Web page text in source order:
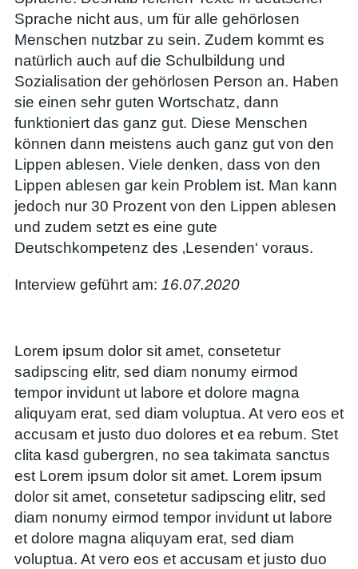
Sprache nicht aus, um für alle gehörlosen
Menschen nutzbar zu sein. Zudem kommt es
natürlich auch auf die Schulbildung und
Sozialisation der gehörlosen Person an. Haben
sie einen sehr guten Wortschatz, dann
funktioniert das ganz gut. Diese Menschen
können dann meistens auch ganz gut von den
Lippen ablesen. Viele denken, dass von den
Lippen ablesen gar kein Problem ist. Man kann
jedoch nur 30 Prozent von den Lippen ablesen
und zudem setzt es eine gute
Deutschkompetenz des ‚Lesenden‘ voraus.
Interview geführt am: 16.07.2020
Lorem ipsum dolor sit amet, consetetur
sadipscing elitr, sed diam nonumy eirmod
tempor invidunt ut labore et dolore magna
aliquyam erat, sed diam voluptua. At vero eos et
accusam et justo duo dolores et ea rebum. Stet
clita kasd gubergren, no sea takimata sanctus
est Lorem ipsum dolor sit amet. Lorem ipsum
dolor sit amet, consetetur sadipscing elitr, sed
diam nonumy eirmod tempor invidunt ut labore
et dolore magna aliquyam erat, sed diam
voluptua. At vero eos et accusam et justo duo